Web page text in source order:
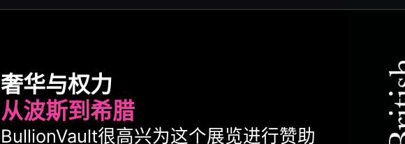
奢华与权力
从波斯到希腊
BullionVault很高兴为这个展览进行赞助